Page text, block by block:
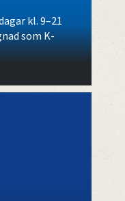
kl. 9–21
som K-